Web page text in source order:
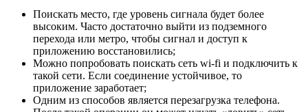
Поискать место, где уровень сигнала будет более
высоким. Часто достаточно выйти из подземного
перехода или метро, чтобы сигнал и доступ к
приложению восстановились;
Можно попробовать поискать сеть wi-fi и подключить к
такой сети. Если соединение устойчивое, то
приложение заработает;
Одним из способов является перезагрузка телефона.